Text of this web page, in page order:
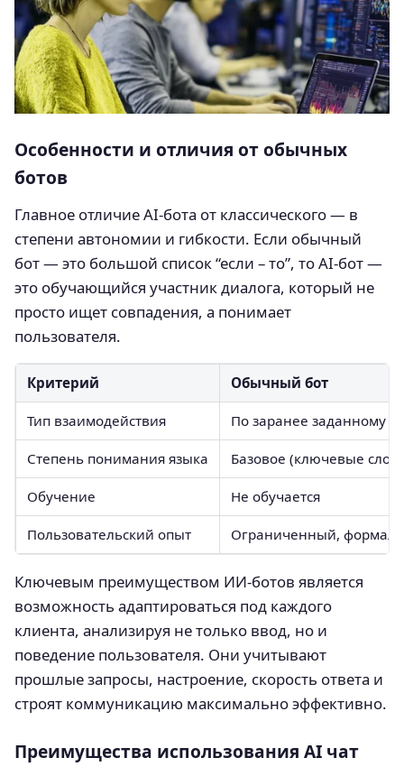
Особенности и отличия от обычных
ботов
Главное отличие AI-бота от классического — в
степени автономии и гибкости. Если обычный
бот — это большой список “если – то”, то AI-бот —
это обучающийся участник диалога, который не
просто ищет совпадения, а понимает
пользователя.
Критерий Обычный бот
Тип взаимодействия По заранее заданному
Степень понимания языка Базовое (ключевые
Обучение Не обучается
Пользовательский опыт Ограниченный,
Ключевым преимуществом ИИ-ботов является
возможность адаптироваться под каждого
клиента, анализируя не только ввод, но и
поведение пользователя. Они учитывают
прошлые запросы, настроение, скорость ответа и
строят коммуникацию максимально эффективно.
Преимущества использования AI чат